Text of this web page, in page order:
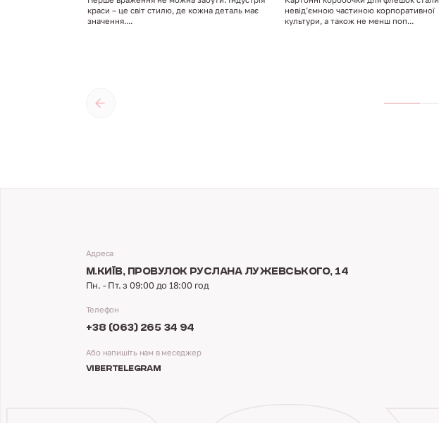
краси – це світ стилю, де кожна деталь має
значення....
невід’ємною частиною корпоративної
культури, а також не менш поп...
Адреса
М.КИЇВ,ПРОВУЛОК РУСЛАНА ЛУЖЕВСЬКОГО, 14
Пн. - Пт. з 09:00 до 18:00 год
Телефон
+38 (063) 265 34 94
Або напишіть нам в меседжер
VIBERTELEGRAM